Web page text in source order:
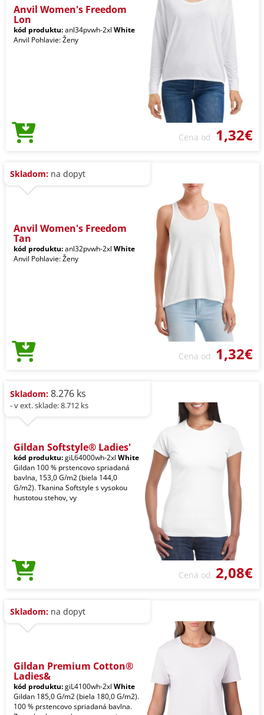
Anvil Women's Freedom
Lon
kód produktu:anl34pvwh-2xl White
Anvil Pohlavie: Ženy
Cena od 1,32€
Skladom: na dopyt
Anvil Women's Freedom
Tan
kód produktu:anl32pvwh-2xl White
Anvil Pohlavie: Ženy
Cena od 1,32€
Skladom: 8.276 ks
- v ext. sklade: 8.712 ks
Gildan Softstyle® Ladies'
kód produktu:giL64000wh-2xl White
Gildan 100 % prstencovo spriadaná
bavlna, 153,0 G/m2 (biela 144,0
G/m2). Tkanina Softstyle s vysokou
hustotou stehov, vy
Cena od 2,08€
Skladom: na dopyt
Gildan Premium Cotton®
Ladies&
kód produktu:giL4100wh-2xl White
Gildan 185,0 G/m2 (biela 180,0 G/m2).
100 % prstencovo spriadaná bavlna.